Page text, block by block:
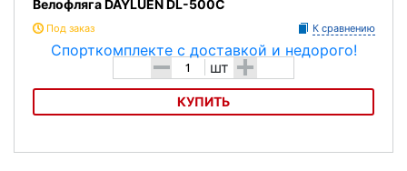
Велофляга DAYLUEN DL-500C
Под заказ К сравнению
- шт +
КУПИТЬ